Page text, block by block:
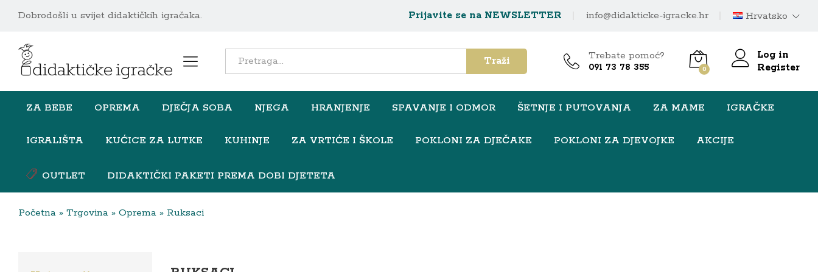
Dobrodošli u svijet didaktičkih igračaka. Prijavite se na NEWSLETTER info@didakticke-igracke.hr Hrvatsko
All Traži Trebate pomoć?
091 73 78 355 0
Log in
Register
ZA BEBE OPREMA DJEČJA SOBA NJEGA HRANJENJE SPAVANJE I ODMOR ŠETNJE I PUTOVANJA ZA MAME IGRAČKE
IGRALIŠTA KUĆICE ZA LUTKE KUHINJE ZA VRTIĆE I ŠKOLE POKLONI ZA DJEČAKE POKLONI ZA DJEVOJKE AKCIJE
OUTLET DIDAKTIČKI PAKETI PREMA DOBI DJETETA
Početna » Trgovina » Oprema » Ruksaci